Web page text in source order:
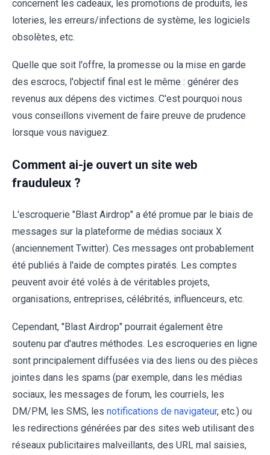
concernent les cadeaux, les promotions de produits, les
loteries, les erreurs/infections de système, les logiciels
obsolètes, etc.
Quelle que soit l'offre, la promesse ou la mise en garde
des escrocs, l'objectif final est le même : générer des
revenus aux dépens des victimes. C'est pourquoi nous
vous conseillons vivement de faire preuve de prudence
lorsque vous naviguez.
Comment ai-je ouvert un site web
frauduleux ?
L'escroquerie "Blast Airdrop" a été promue par le biais de
messages sur la plateforme de médias sociaux X
(anciennement Twitter). Ces messages ont probablement
été publiés à l'aide de comptes piratés. Les comptes
peuvent avoir été volés à de véritables projets,
organisations, entreprises, célébrités, influenceurs, etc.
Cependant, "Blast Airdrop" pourrait également être
soutenu par d'autres méthodes. Les escroqueries en ligne
sont principalement diffusées via des liens ou des pièces
jointes dans les spams (par exemple, dans les médias
sociaux, les messages de forum, les courriels, les
DM/PM, les SMS, les notifications de navigateur, etc.) ou
les redirections générées par des sites web utilisant des
réseaux publicitaires malveillants, des URL mal saisies,